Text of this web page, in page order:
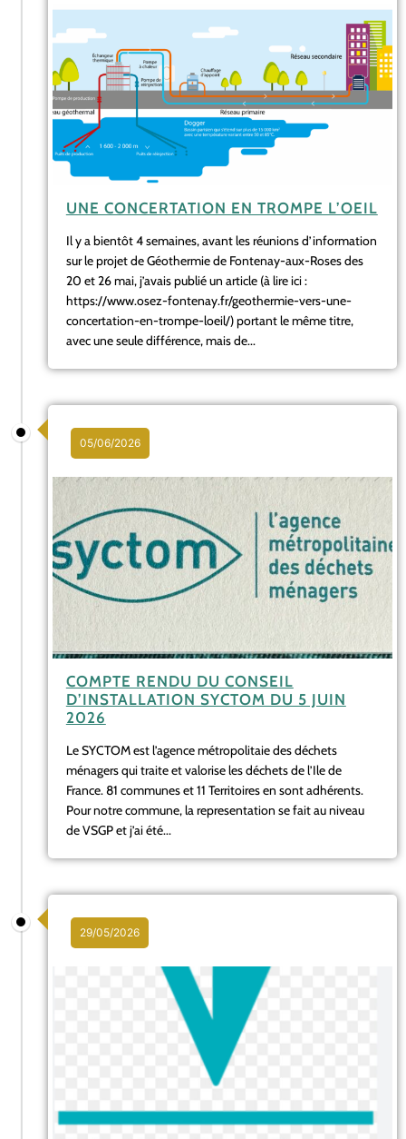
UNE CONCERTATION EN TROMPE L’OEIL
Il y a bientôt 4 semaines, avant les réunions d’information
sur le projet de Géothermie de Fontenay-aux-Roses des
20 et 26 mai, j’avais publié un article (à lire ici :
https://www.osez-fontenay.fr/geothermie-vers-une-
concertation-en-trompe-loeil/) portant le même titre,
avec une seule différence, mais de...
05/06/2026
COMPTE RENDU DU CONSEIL
D’INSTALLATION SYCTOM DU 5 JUIN
2026
Le SYCTOM est l’agence métropolitaie des déchets
ménagers qui traite et valorise les déchets de l’Ile de
France. 81 communes et 11 Territoires en sont adhérents.
Pour notre commune, la representation se fait au niveau
de VSGP et j’ai été...
29/05/2026